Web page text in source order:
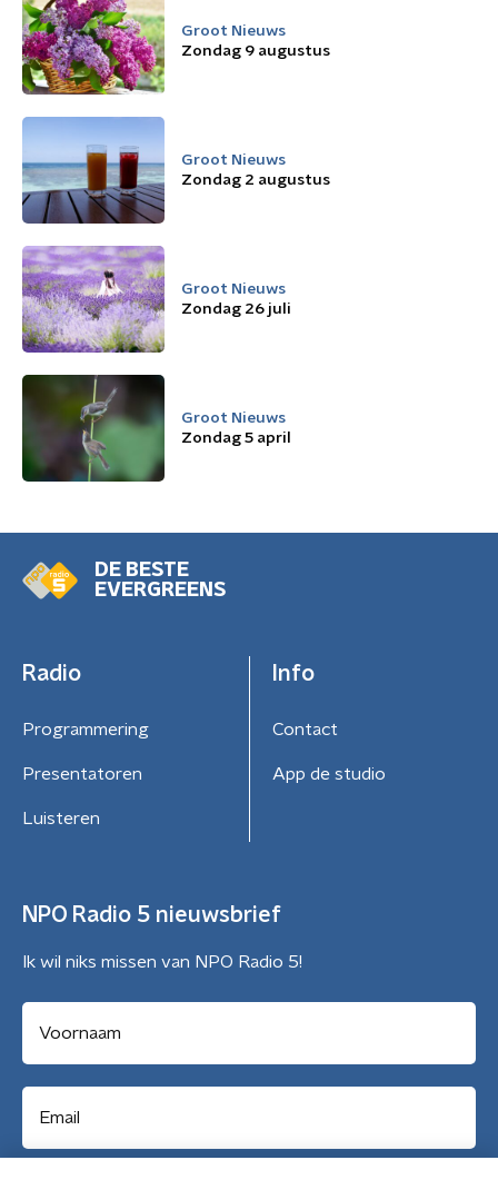
Groot Nieuws
Zondag 9 augustus
Groot Nieuws
Zondag 2 augustus
Groot Nieuws
Zondag 26 juli
Groot Nieuws
Zondag 5 april
DE BESTE
EVERGREENS
Radio
Programmering
Presentatoren
Luisteren
Info
Contact
App de studio
NPO Radio 5 nieuwsbrief
Ik wil niks missen van NPO Radio 5!